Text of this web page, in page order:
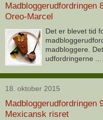
Madbloggerudfordringen
Oreo-Marcel
Det er blevet tid
madbloggere.
udfordringerne ...
18. oktober 2015
Madbloggerudfordringen
Mexicansk risret